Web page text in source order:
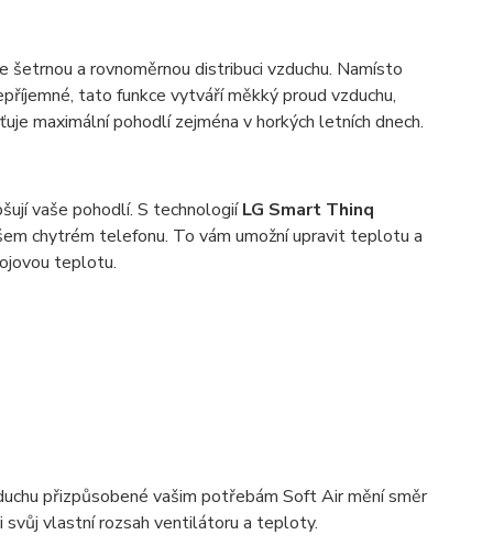
šetrnou a rovnoměrnou distribuci vzduchu. Namísto
tato funkce vytváří měkký proud vzduchu,
maximální pohodlí zejména v horkých letních dnech.
vaše pohodlí. S technologiíLG Smart Thinq
chytrém telefonu. To vám umožní upravit teplotu a
teplotu.
přizpůsobené vašim potřebám Soft Air mění směr
svůj vlastní rozsah ventilátoru a teploty.